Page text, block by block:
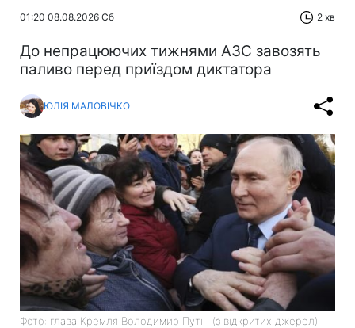
01:20 08.08.2026 Сб 2 хв
До непрацюючих тижнями АЗС завозять
паливо перед приїздом диктатора
ЮЛІЯ МАЛОВІЧКО
Фото: глава Кремля Володимир Путін (з відкритих джерел)